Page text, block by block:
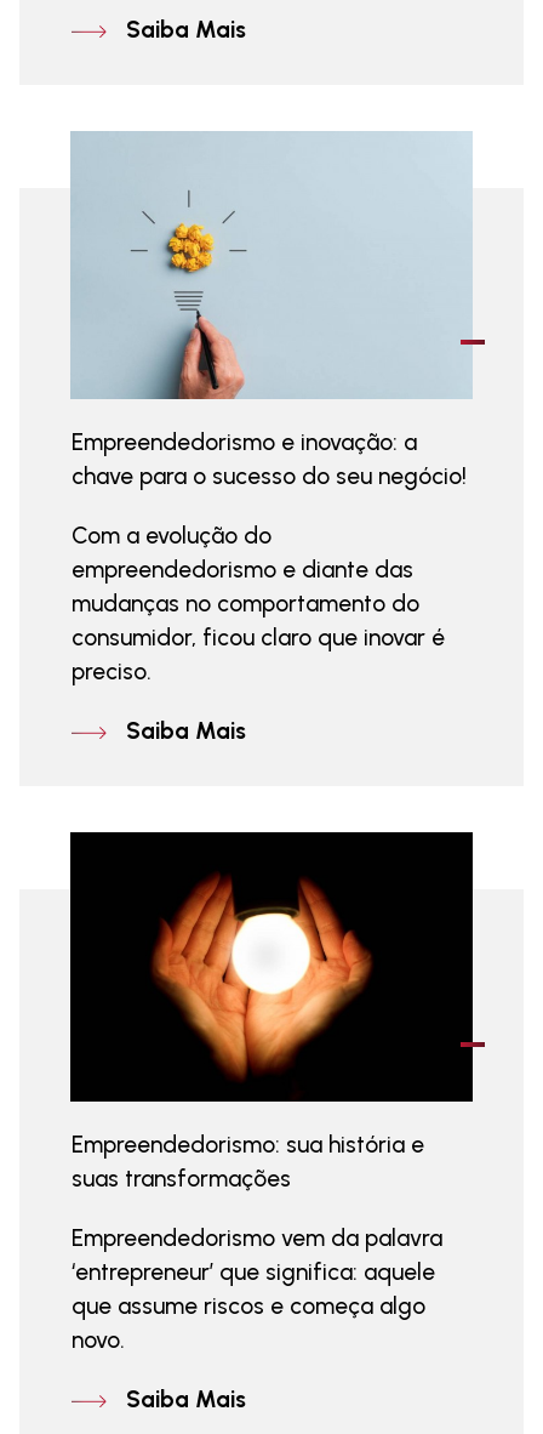
Saiba Mais
Empreendedorismo e inovação: a
chave para o sucesso do seu negócio!
Com a evolução do
empreendedorismo e diante das
mudanças no comportamento do
consumidor, ficou claro que inovar é
preciso.
Saiba Mais
Empreendedorismo: sua história e
suas transformações
Empreendedorismo vem da palavra
‘entrepreneur’ que significa: aquele
que assume riscos e começa algo
novo.
Saiba Mais